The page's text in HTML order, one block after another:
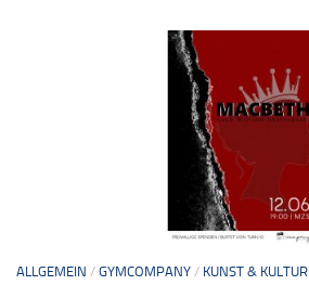
ALLGEMEIN / GYMCOMPANY / KUNST & KULTUR